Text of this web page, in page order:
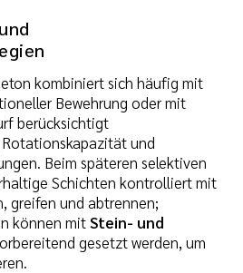
kombiniert sich häufig mit
Bewehrung oder mit
berücksichtigt
und
Beim späteren selektiven
Schichten kontrolliert mit
greifen und abtrennen;
können mitStein- und
gesetzt werden, um